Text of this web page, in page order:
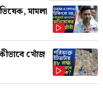
মামলা
খোঁজ